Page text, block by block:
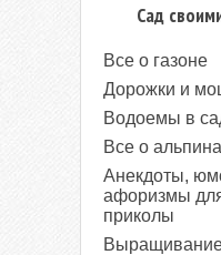
Сад
Все о газоне
Дорожки и
Водоемы в
Все о
Анекдоты,
афоризмы
приколы